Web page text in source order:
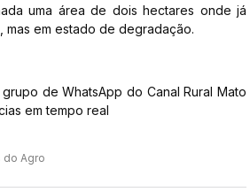
uma área de dois hectares onde já
mas em estado de degradação.
grupo de WhatsApp do Canal Rural Mato
em tempo real
do Agro